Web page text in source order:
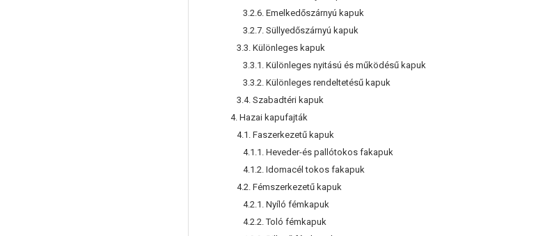
3.2.6. Emelkedőszárnyú kapuk
3.2.7. Süllyedőszárnyú kapuk
3.3. Különleges kapuk
3.3.1. Különleges nyitású és működésű kapuk
3.3.2. Különleges rendeltetésű kapuk
3.4. Szabadtéri kapuk
4. Hazai kapufajták
4.1. Faszerkezetű kapuk
4.1.1. Heveder-és pallótokos fakapuk
4.1.2. Idomacél tokos fakapuk
4.2. Fémszerkezetű kapuk
4.2.1. Nyíló fémkapuk
4.2.2. Toló fémkapuk